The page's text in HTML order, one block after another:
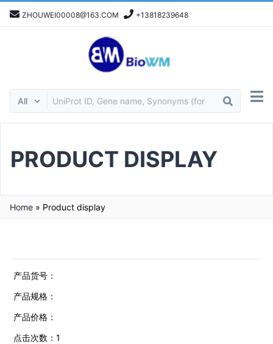
ZHOUWEI00008@163.COM +13818239648
PRODUCT DISPLAY
Home » Product display
产品货号：
产品规格：
产品价格：
点击次数：1